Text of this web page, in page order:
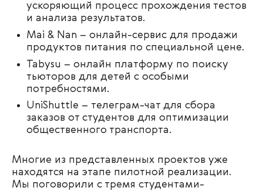
ускоряющий процесс прохождения тестов
и анализа результатов.
Mai & Nan – онлайн-сервис для продажи
продуктов питания по специальной цене.
Tabysu – онлайн платформу по поиску
тьюторов для детей с особыми
потребностями.
UniShuttle – телеграм-чат для сбора
заказов от студентов для оптимизации
общественного транспорта.
Многие из представленных проектов уже
находятся на этапе пилотной реализации.
Мы поговорили с тремя студентами-